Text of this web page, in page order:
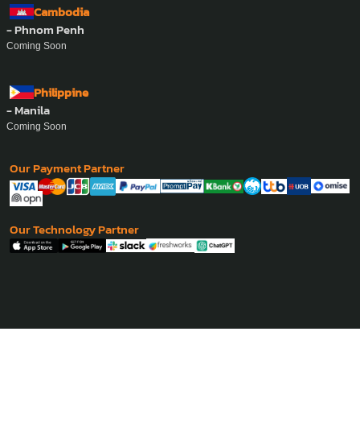
Cambodia
- Phnom Penh
Coming Soon
Philippine
- Manila
Coming Soon
Our Payment Partner
Our Technology Partner